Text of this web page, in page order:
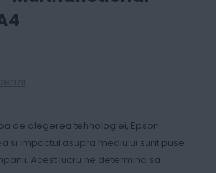
de alegerea tehnologiei, Epson
si impactul asupra mediului sunt puse
Acest lucru ne determina sa